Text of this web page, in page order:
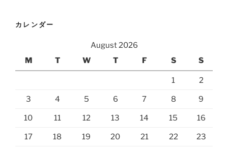
カレンダー
August 2026
M
T W T F S S
1 2
3 4 5 6 7 8 9
10 11 12 13 14 15 16
17 18 19 20 21 22 23